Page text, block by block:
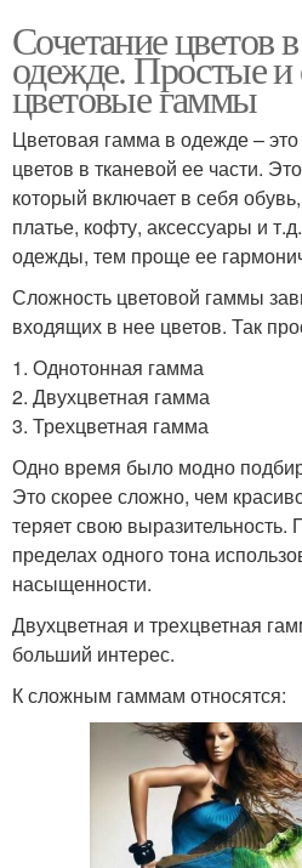
Сочетание цветов
одежде. Простые
цветовые гаммы
Цветовая гамма в одежде – это
цветов в тканевой ее части.
который включает в себя
платье, кофту, аксессуары и
одежды, тем проще ее
Сложность цветовой гаммы
входящих в нее цветов. Так
1. Однотонная гамма
2. Двухцветная гамма
3. Трехцветная гамма
Одно время было модно
Это скорее сложно, чем
теряет свою выразительность.
пределах одного тона
насыщенности.
Двухцветная и трехцветная
больший интерес.
К сложным гаммам относятся: